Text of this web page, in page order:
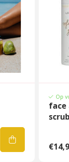
Op
face